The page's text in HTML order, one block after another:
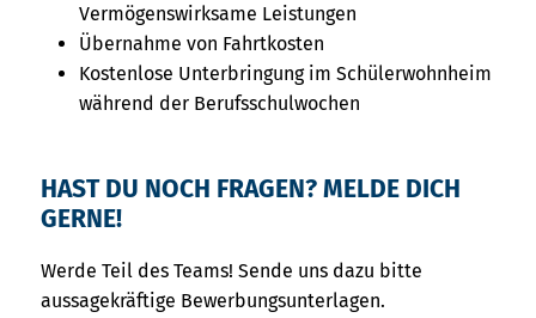
Vermögenswirksame Leistungen
Übernahme von Fahrtkosten
Kostenlose Unterbringung im Schülerwohnheim
während der Berufsschulwochen
HAST DU NOCH FRAGEN? MELDE DICH
GERNE!
Werde Teil des Teams! Sende uns dazu bitte
aussagekräftige Bewerbungsunterlagen.